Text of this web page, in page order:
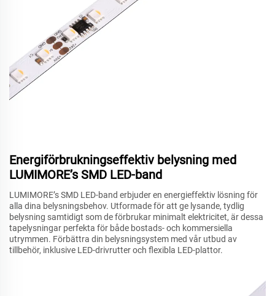
Energiförbrukningseffektiv belysning med
LUMIMORE’s SMD LED-band
LUMIMORE’s SMD LED-band erbjuder en energieffektiv lösning för
alla dina belysningsbehov. Utformade för att ge lysande, tydlig
belysning samtidigt som de förbrukar minimalt elektricitet, är dessa
tapelysningar perfekta för både bostads- och kommersiella
utrymmen. Förbättra din belysningsystem med vår utbud av
tillbehör, inklusive LED-drivrutter och flexibla LED-plattor.